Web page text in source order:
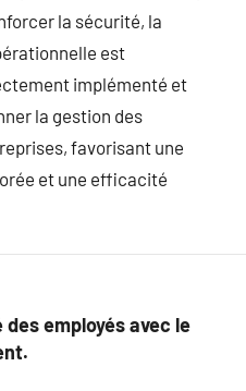
la sécurité, la
est
implémenté et
la gestion des
favorisant une
et une efficacité
employés avec le